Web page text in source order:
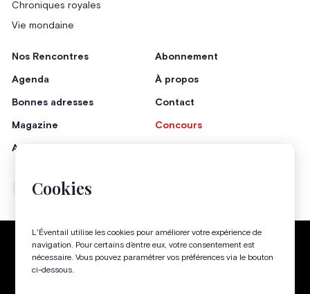
Cookies
L'Éventail utilise les cookies pour améliorer votre expérience de
navigation. Pour certains d’entre eux, votre consentement est
nécessaire. Vous pouvez paramétrer vos préférences via le bouton
ci-dessous.
Chroniques royales
Vie mondaine
Nos Rencontres
Agenda
Bonnes adresses
Magazine
Annonceurs
Abonnement
À propos
Contact
Concours
Instagram
Politique de confidentialité Conditions générales
Gestion des cookies